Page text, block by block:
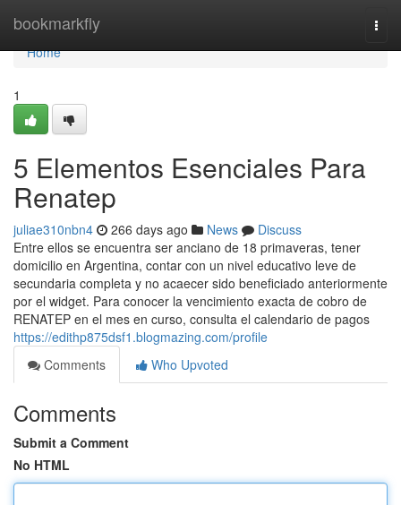
bookmarkfly
Home
Home
1
5 Elementos Esenciales Para
Renatep
juliae310nbn4 266 days ago News
Discuss
Entre ellos se encuentra ser anciano de 18 primaveras, tener
domicilio en Argentina, contar con un nivel educativo leve de
secundaria completa y no acaecer sido beneficiado anteriormente
por el widget. Para conocer la vencimiento exacta de cobro de
⁣RENATEP en el mes en curso, consulta el calendario de ​pagos
https://edithp875dsf1.blogmazing.com/profile
Comments
Who Upvoted
Comments
Submit a Comment
No HTML